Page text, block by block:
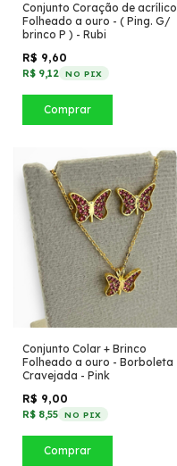
Conjunto Coração de acrílico
Folheado a ouro - ( Ping. G/
brinco P ) - Rubi
R$ 9,60
R$ 9,12 NO PIX
Comprar
Conjunto Colar + Brinco
Folheado a ouro - Borboleta
Cravejada - Pink
R$ 9,00
R$ 8,55 NO PIX
Comprar